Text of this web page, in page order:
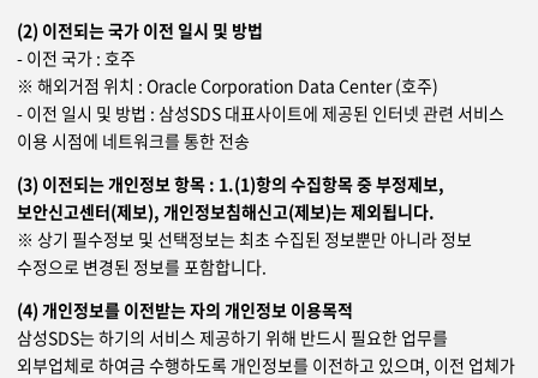
(2) 이전되는 국가 이전 일시 및 방법
- 이전 국가 : 호주
※ 해외거점 위치 : Oracle Corporation Data Center (호주)
- 이전 일시 및 방법 : 삼성SDS 대표사이트에 제공된 인터넷 관련 서비스
이용 시점에 네트워크를 통한 전송
(3) 이전되는 개인정보 항목 : 1.(1)항의 수집항목 중 부정제보,
보안신고센터(제보), 개인정보침해신고(제보)는 제외됩니다.
※ 상기 필수정보 및 선택정보는 최초 수집된 정보뿐만 아니라 정보
수정으로 변경된 정보를 포함합니다.
(4) 개인정보를 이전받는 자의 개인정보 이용목적
삼성SDS는 하기의 서비스 제공하기 위해 반드시 필요한 업무를
외부업체로 하여금 수행하도록 개인정보를 이전하고 있으며, 이전 업체가